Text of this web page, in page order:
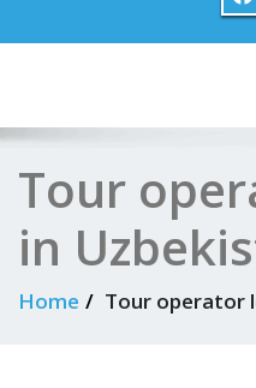
Tour
in
Home Tour operator